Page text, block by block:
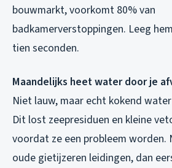
bouwmarkt, voorkomt 80% van
badkamerverstoppingen. Leeg
tien seconden.
Maandelijks heet water door je
Niet lauw, maar echt kokend
Dit lost zeepresiduen en kleine
voordat ze een probleem
oude gietijzeren leidingen, dan